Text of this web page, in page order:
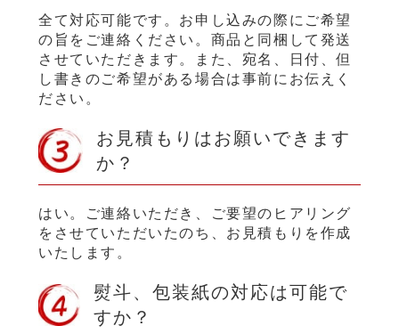
全て対応可能です。お申し込みの際にご希望
の旨をご連絡ください。商品と同梱して発送
させていただきます。また、宛名、日付、但
し書きのご希望がある場合は事前にお伝えく
ださい。
お見積もりはお願いできます
か？
はい。ご連絡いただき、ご要望のヒアリング
をさせていただいたのち、お見積もりを作成
いたします。
熨斗、包装紙の対応は可能で
すか？